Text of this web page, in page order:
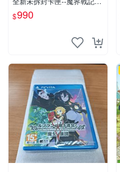
Return + 特典--原聲CD
$990